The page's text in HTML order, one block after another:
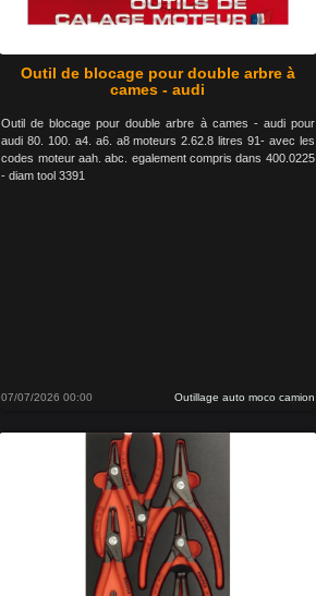
Outil de blocage pour double arbre à
cames - audi
Outil de blocage pour double arbre à cames - audi pour
audi 80. 100. a4. a6. a8 moteurs 2.62.8 litres 91- avec les
codes moteur aah. abc. egalement compris dans 400.0225
- diam tool 3391
07/07/2026 00:00 Outillage auto moco camion